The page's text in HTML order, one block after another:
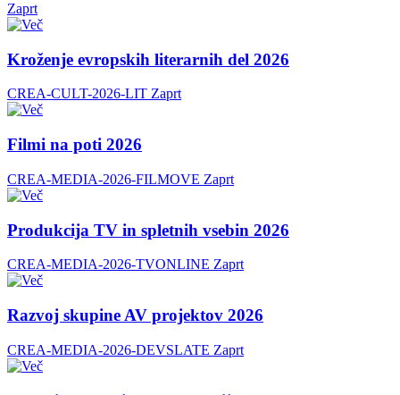
Zaprt
Kroženje evropskih literarnih del 2026
CREA-CULT-2026-LIT Zaprt
Filmi na poti 2026
CREA-MEDIA-2026-FILMOVE Zaprt
Produkcija TV in spletnih vsebin 2026
CREA-MEDIA-2026-TVONLINE Zaprt
Razvoj skupine AV projektov 2026
CREA-MEDIA-2026-DEVSLATE Zaprt